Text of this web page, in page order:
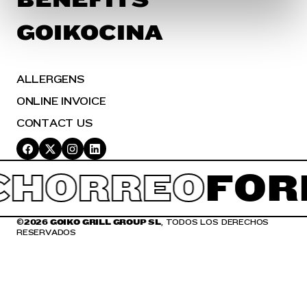
en diferentes navegadores.
GOIKOCINA
ALLERGENS
ONLINE INVOICE
CONTACT US
©2026 GOIKO GRILL GROUP SL, TODOS LOS DERECHOS
RESERVADOS